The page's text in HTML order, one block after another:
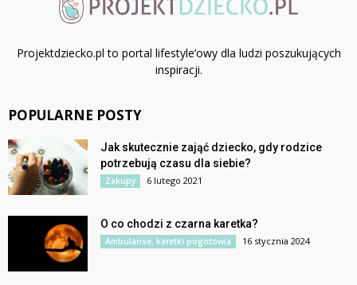
Projektdziecko.pl to portal lifestyle’owy dla ludzi poszukujących
inspiracji.
POPULARNE POSTY
Jak skutecznie zająć dziecko, gdy rodzice
potrzebują czasu dla siebie?
Zakupy 6 lutego 2021
O co chodzi z czarna karetka?
Ambulanse, karetki pogotowia 16 stycznia 2024